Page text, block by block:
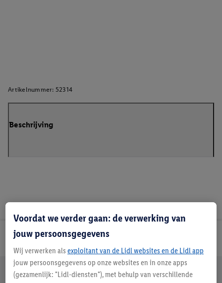
Artikelnummer: 52314
Beschrijving
Lidl Nieuwsbrief
Jouw voordelen bij ons als Lidl webshop klant
Gratis retourneren Veilig winkelen
Voordat we verder gaan: de verwerking van
jouw persoonsgegevens
Wij verwerken als exploitant van de Lidl websites en de Lidl app
jouw persoonsgegevens op onze websites en in onze apps
(gezamenlijk: "Lidl-diensten"), met behulp van verschillende